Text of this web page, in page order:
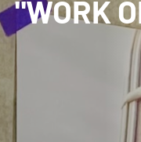
"WORK